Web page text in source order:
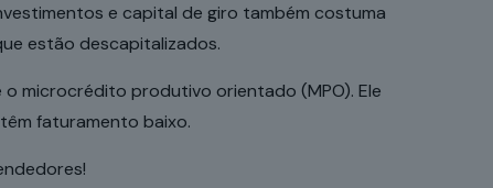
e capital de giro também costuma
estão descapitalizados.
microcrédito produtivo orientado (MPO). Ele
faturamento baixo.